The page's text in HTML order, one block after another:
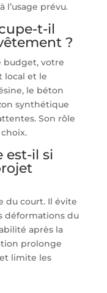
l’usage prévu.
t-il
?
budget, votre
local et le
le béton
synthétique
Son rôle
est-il si
du court. Il évite
déformations du
après la
prolonge
limite les